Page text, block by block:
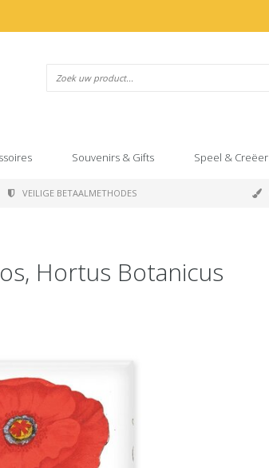
Souvenirs & Gifts Speel & Creëer
VEILIGE BETAALMETHODES
Hortus Botanicus